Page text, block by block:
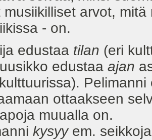
musiikilliset arvot,
- on.
edustaa tilan (eri
edustaa ajan
ottaakseen
muualla on.
kysyyem.